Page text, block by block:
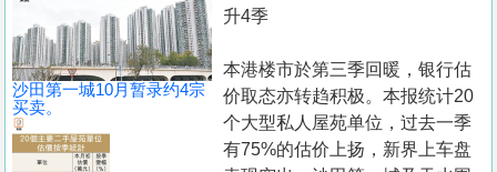
业
手
册
关
沙田第一城10月暂录约4宗
买卖。
升4季
本港楼市於第三季回暖，银行估
价取态亦转趋积极。本报统计20
个大型私人屋苑单位，过去一季
有75%的估价上扬，新界上车盘